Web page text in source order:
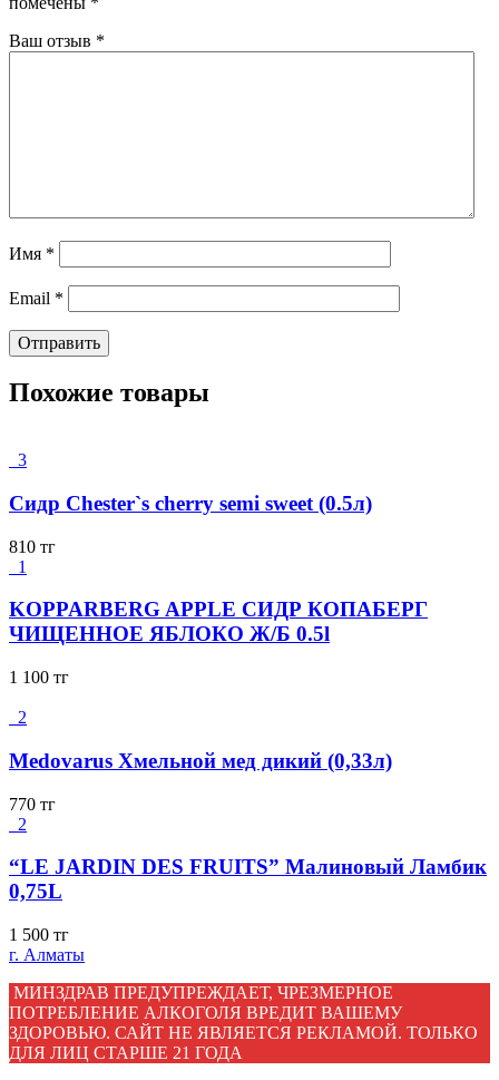
Ваш отзыв *
Имя *
Email *
Похожие товары
3
Сидр Chester`s cherry semi sweet (0.5л)
810 тг
1
KOPPARBERG APPLE СИДР КОПАБЕРГ
ЧИЩЕННОЕ ЯБЛОКО Ж/Б 0.5l
1 100 тг
2
Medovarus Хмельной мед дикий (0,33л)
770 тг
2
“LE JARDIN DES FRUITS” Малиновый Ламбик
0,75L
1 500 тг
г. Алматы
МИНЗДРАВ ПРЕДУПРЕЖДАЕТ, ЧРЕЗМЕРНОЕ
ПОТРЕБЛЕНИЕ АЛКОГОЛЯ ВРЕДИТ ВАШЕМУ
ЗДОРОВЬЮ. САЙТ НЕ ЯВЛЯЕТСЯ РЕКЛАМОЙ. ТОЛЬКО
ДЛЯ ЛИЦ СТАРШЕ 21 ГОДА